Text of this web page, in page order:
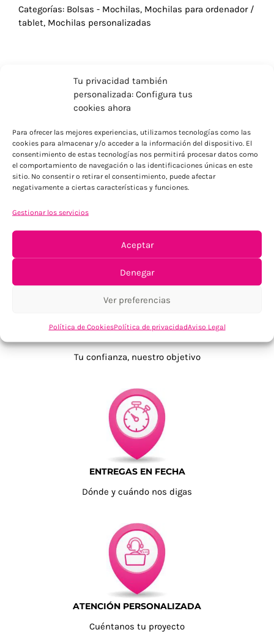
Tu privacidad también
personalizada: Configura tus
cookies ahora
Para ofrecer las mejores experiencias, utilizamos tecnologías como las
cookies para almacenar y/o acceder a la información del dispositivo. El
consentimiento de estas tecnologías nos permitirá procesar datos como
el comportamiento de navegación o las identificaciones únicas en este
sitio. No consentir o retirar el consentimiento, puede afectar
negativamente a ciertas características y funciones.
Gestionar los servicios
Aceptar
Denegar
Ver preferencias
Política de CookiesPolítica de privacidadAviso Legal
Categorías: Bolsas - Mochilas, Mochilas para ordenador /
tablet, Mochilas personalizadas
Tu confianza, nuestro objetivo
ENTREGAS EN FECHA
Dónde y cuándo nos digas
ATENCIÓN PERSONALIZADA
Cuéntanos tu proyecto